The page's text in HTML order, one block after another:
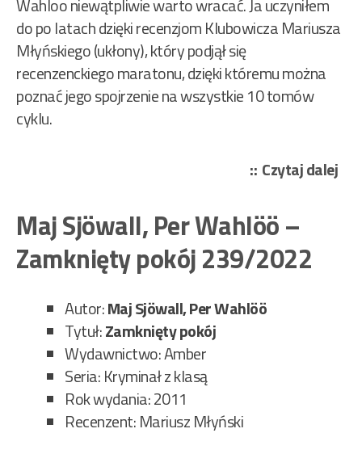
Wahloo niewątpliwie warto wracać. Ja uczyniłem
do po latach dzięki recenzjom Klubowicza Mariusza
Młyńskiego (ukłony), który podjął się
recenzenckiego maratonu, dzięki któremu można
poznać jego spojrzenie na wszystkie 10 tomów
cyklu.
Czytaj dalej
Maj Sjöwall, Per Wahlöö –
Zamknięty pokój 239/2022
Autor:Maj Sjöwall, Per Wahlöö
Tytuł:Zamknięty pokój
Wydawnictwo: Amber
Seria: Kryminał z klasą
Rok wydania: 2011
Recenzent: Mariusz Młyński